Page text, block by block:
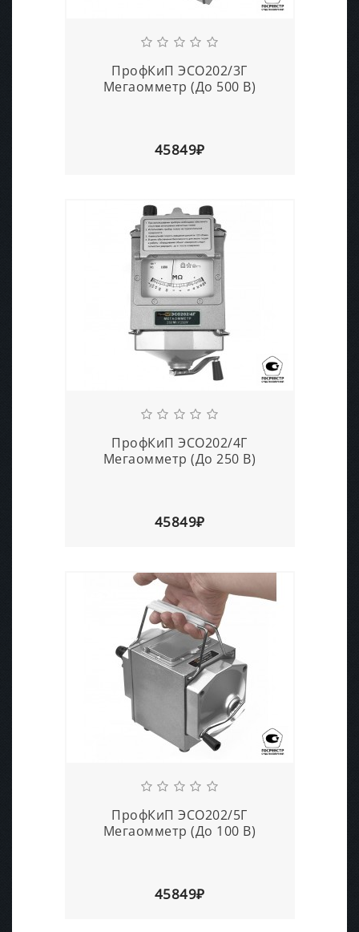
ПрофКиП ЭСО202/3Г
Мегаомметр (До 500 В)
45849₽
ПрофКиП ЭСО202/4Г
Мегаомметр (До 250 В)
45849₽
ПрофКиП ЭСО202/5Г
Мегаомметр (До 100 В)
45849₽